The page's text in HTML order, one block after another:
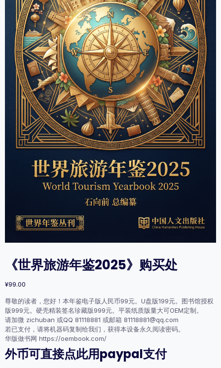
《世界旅游年鉴2025》购买处
¥99.00
尊敬的读者，您好！本年鉴电子版人民币99元。U盘版199元。图书馆授权
版999元。硬壳精装签名珍藏版999元。平装纸质版量大可OEM定制。
请加微 zichuban 或QQ 81118881 或邮箱 81118881@qq.com
若已支付，请将机器码复制给我们，获得本设备永久阅读密码。
华版做书网 https://oembook.com/
外币可直接点此用paypal支付